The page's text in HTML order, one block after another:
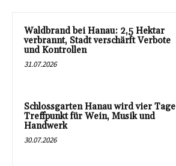
Waldbrand bei Hanau: 2,5 Hektar
verbrannt, Stadt verschärft Verbote
und Kontrollen
31.07.2026
Schlossgarten Hanau wird vier Tage
Treffpunkt für Wein, Musik und
Handwerk
30.07.2026